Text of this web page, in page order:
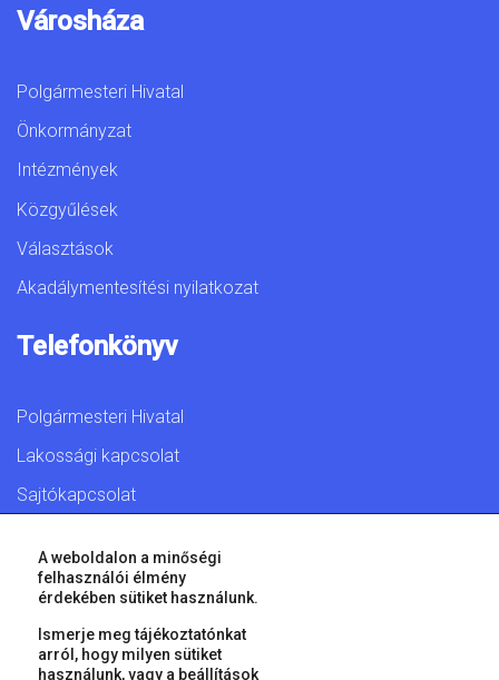
Városháza
Polgármesteri Hivatal
Önkormányzat
Intézmények
Közgyűlések
Választások
Akadálymentesítési nyilatkozat
Telefonkönyv
Polgármesteri Hivatal
Lakossági kapcsolat
Sajtókapcsolat
© 2026 Győr Megyei Jogú Város • Minden jog fenntartva!
A weboldalon a minőségi
felhasználói élmény
érdekében sütiket használunk.
Ismerje meg tájékoztatónkat
arról, hogy milyen sütiket
használunk, vagy a beállítások